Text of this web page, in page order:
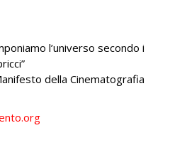
l’universo secondo i
della Cinematografia